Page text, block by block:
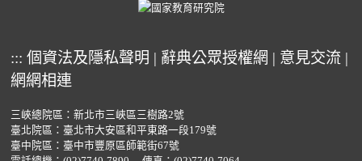
::: 個資法及隱私聲明 | 辭典公眾授權網 | 意見交流 |
網網相連
三峽總院區：新北市三峽區三樹路2號
臺北院區：臺北市大安區和平東路一段179號
臺中院區：臺中市豐原區師範街67號